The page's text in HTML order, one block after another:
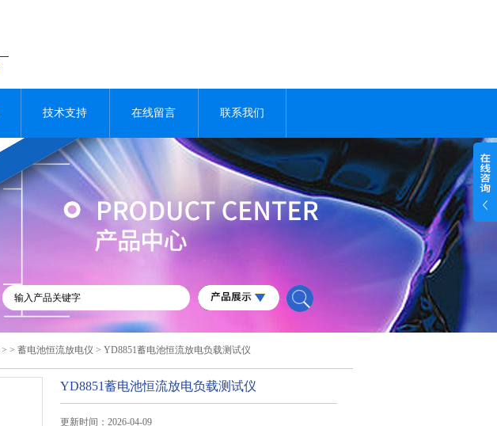
技术支持 在线留言 联系我们
> > 蓄电池恒流放电仪 > YD8851蓄电池恒流放电负载测试仪
YD8851蓄电池恒流放电负载测试仪
更新时间：2026-04-09